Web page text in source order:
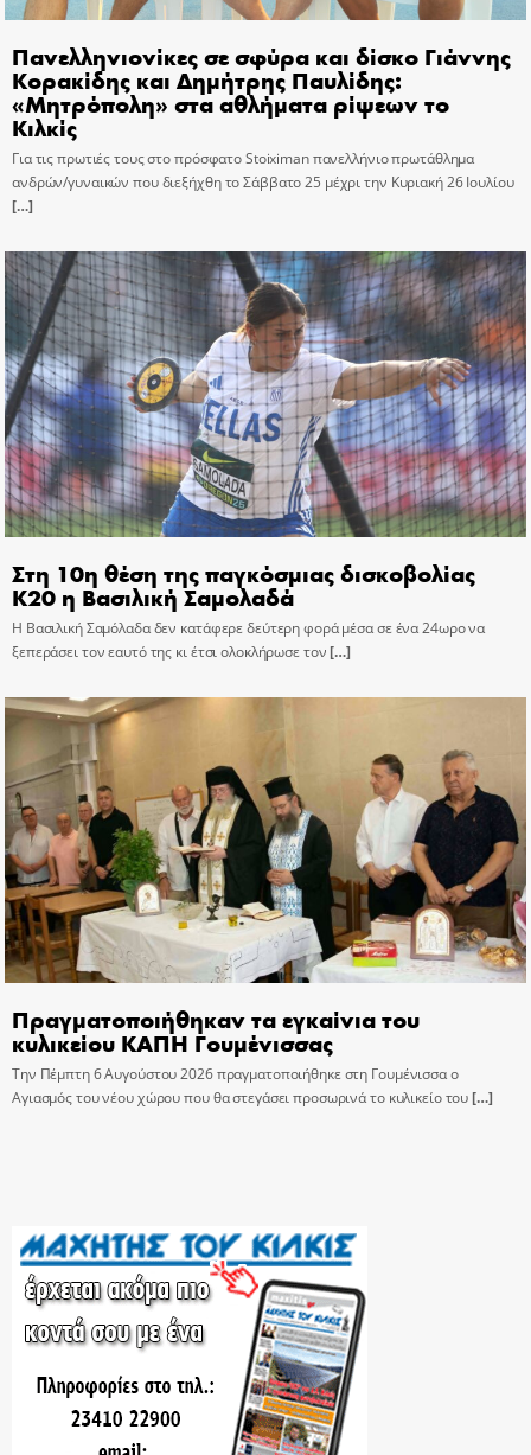
Πανελληνιονίκες σε σφύρα και δίσκο Γιάννης
Κορακίδης και Δημήτρης Παυλίδης:
«Μητρόπολη» στα αθλήματα ρίψεων το
Κιλκίς
Για τις πρωτιές τους στο πρόσφατο Stoiximan πανελλήνιο πρωτάθλημα
ανδρών/γυναικών που διεξήχθη το Σάββατο 25 μέχρι την Κυριακή 26 Ιουλίου
[…]
Στη 10η θέση της παγκόσμιας δισκοβολίας
Κ20 η Βασιλική Σαμολαδά
Η Βασιλική Σαμόλαδα δεν κατάφερε δεύτερη φορά μέσα σε ένα 24ωρο να
ξεπεράσει τον εαυτό της κι έτσι ολοκλήρωσε τον[…]
Πραγματοποιήθηκαν τα εγκαίνια του
κυλικείου ΚΑΠΗ Γουμένισσας
Την Πέμπτη 6 Αυγούστου 2026 πραγματοποιήθηκε στη Γουμένισσα ο
Αγιασμός του νέου χώρου που θα στεγάσει προσωρινά το κυλικείο του[…]